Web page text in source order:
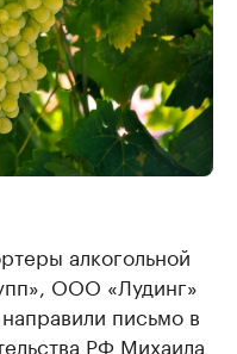
алкогольной
ООО «Лудинг»
письмо в
РФ Михаила